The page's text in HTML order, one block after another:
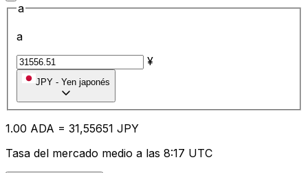
a
a
¥
JPY - Yen japonés
1.00 ADA = 31,55651 JPY
Tasa del mercado medio a las 8:17 UTC